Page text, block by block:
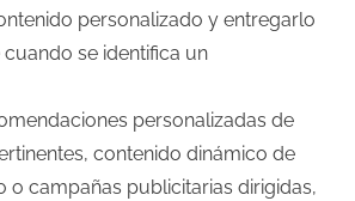
personalizado y entregarlo
se identifica un
personalizadas de
contenido dinámico de
o campañas publicitarias dirigidas,